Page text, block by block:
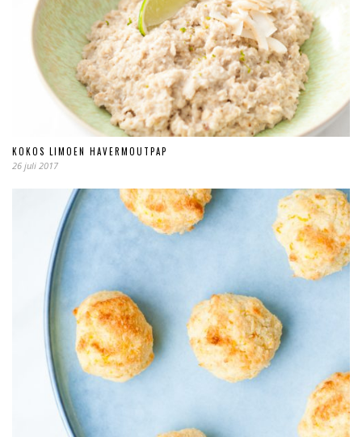
KOKOS LIMOEN HAVERMOUTPAP
26 juli 2017